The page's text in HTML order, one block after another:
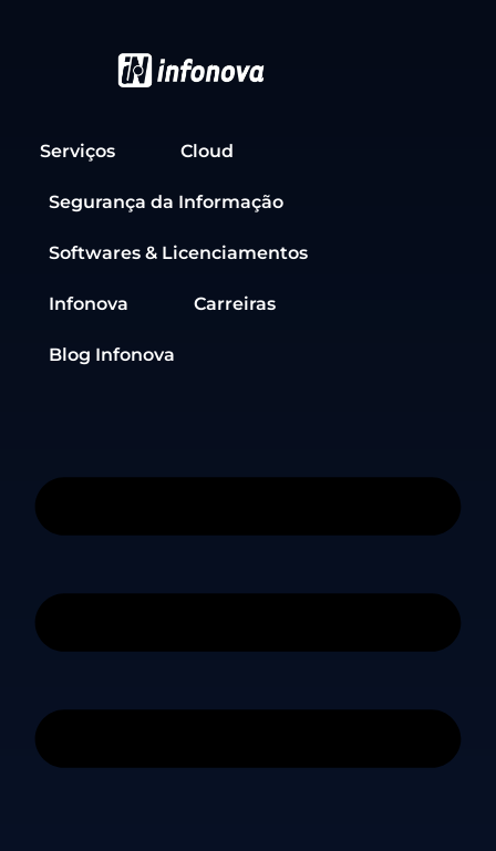
Serviços Cloud
Segurança da Informação
Softwares & Licenciamentos
Infonova Carreiras
Blog Infonova